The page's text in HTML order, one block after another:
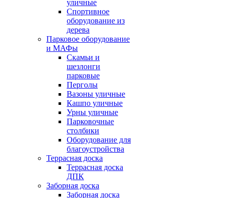
уличные
Спортивное
оборудование из
дерева
Парковое оборудование
и МАФы
Скамьи и
шезлонги
парковые
Перголы
Вазоны уличные
Кашпо уличные
Урны уличные
Парковочные
столбики
Оборудование для
благоустройства
Террасная доска
Террасная доска
ДПК
Заборная доска
Заборная доска